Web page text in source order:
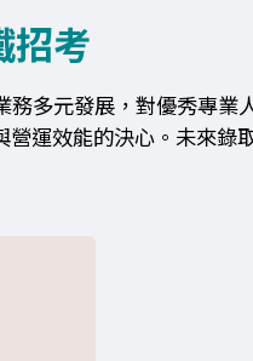
招考
多元發展，對優秀專業
運效能的決心。未來錄